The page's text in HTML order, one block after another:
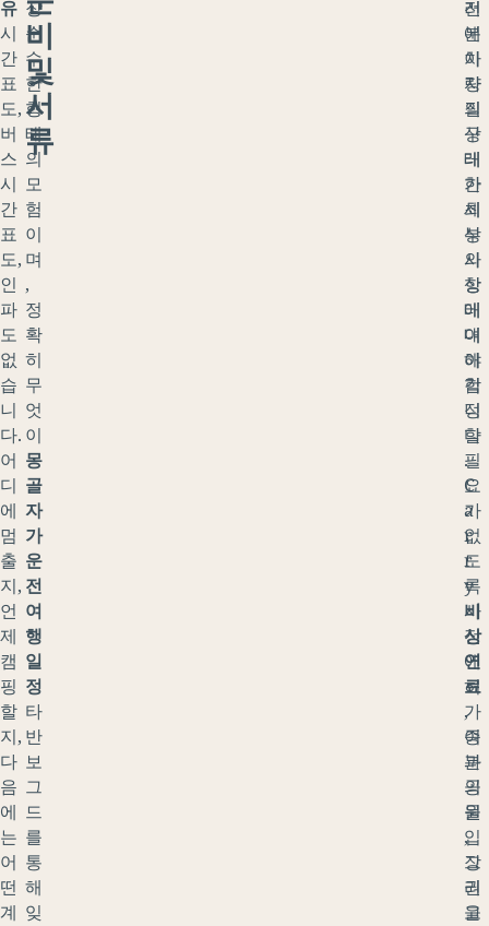
유
시
간
표
도,
버
스
시
간
표
도,
인
파
도
없
습
니
다.
어
디
에
멈
출
지,
언
제
캠
핑
할
지,
다
음
에
는
어
떤
계
장
순
수
한
형
태
의
모
험
이
며
,
정
확
히
무
엇
이
몽
골
자
가
운
전
여
행
일
정
타
반
보
그
드
를
통
해
잊
비
및
서
류
전
에
차
량
의
상
태
가
최
상
의
상
태
여
야
합
니
다
.
C
a
r
r
y
비
상
연
료
,
여
분
의
물
,
그
리
고
러
분
이
자
질
구
레
한
세
부
사
항
에
대
해
걱
정
할
필
요
가
없
도
록
사
전
에
허
가
증
과
공
원
입
장
권
을